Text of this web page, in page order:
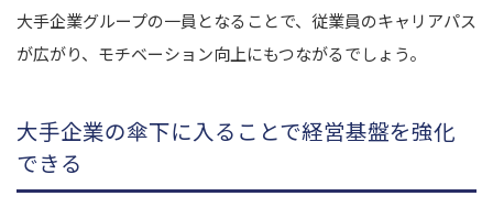
大手企業グループの一員となることで、従業員のキャリアパス
が広がり、モチベーション向上にもつながるでしょう。
大手企業の傘下に入ることで経営基盤を強化
できる